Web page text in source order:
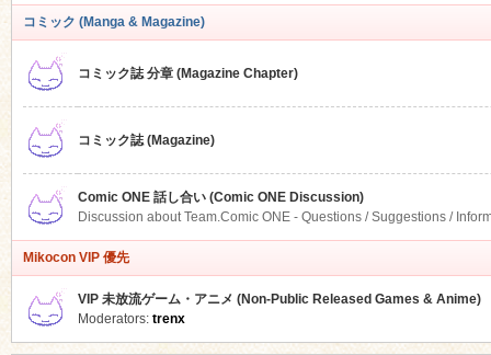
コミック (Manga & Magazine)
コミック誌 分章 (Magazine Chapter)
コミック誌 (Magazine)
Comic ONE 話し合い (Comic ONE Discussion)
Discussion about Team.Comic ONE - Questions / Suggestions /
Mikocon VIP 優先
VIP 未放流ゲーム・アニメ (Non-Public Released Games & Anime)
Moderators: trenx